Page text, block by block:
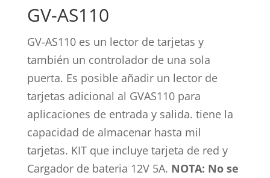
GV-AS110
GV-AS110 es un lector de tarjetas y
también un controlador de una sola
puerta. Es posible añadir un lector de
tarjetas adicional al GVAS110 para
aplicaciones de entrada y salida. tiene la
capacidad de almacenar hasta mil
tarjetas. KIT que incluye tarjeta de red y
Cargador de bateria 12V 5A. NOTA: No se